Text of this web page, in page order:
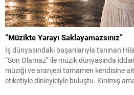
“Müzikte Yarayı Saklayamazsınız”
İş dünyasındaki başarılarıyla tanınan
“Son Olamaz” ile müzik dünyasında
müziği ve aranjesi tamamen kendisine
etiketiyle dinleyiciyle buluştu. Kırılmış